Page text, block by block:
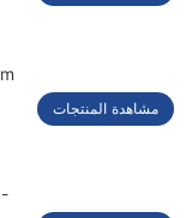
مشاهدة المنتجات